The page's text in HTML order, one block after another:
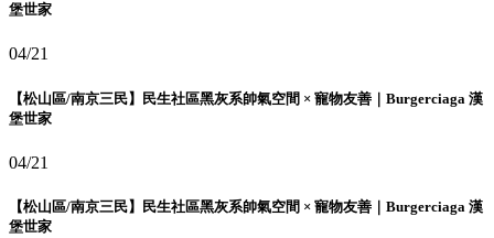
堡世家
04/21
【松山區/南京三民】民生社區黑灰系帥氣空間 × 寵物友善｜Burgerciaga 漢
堡世家
04/21
【松山區/南京三民】民生社區黑灰系帥氣空間 × 寵物友善｜Burgerciaga 漢
堡世家